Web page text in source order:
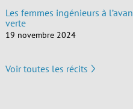
Les femmes ingénieurs à
verte
19 novembre 2024
Voir toutes les récits